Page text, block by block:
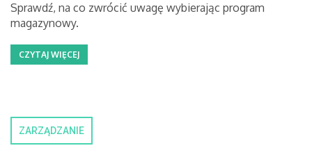
Sprawdź, na co zwrócić uwagę wybierając program
magazynowy.
CZYTAJ WIĘCEJ
ZARZĄDZANIE